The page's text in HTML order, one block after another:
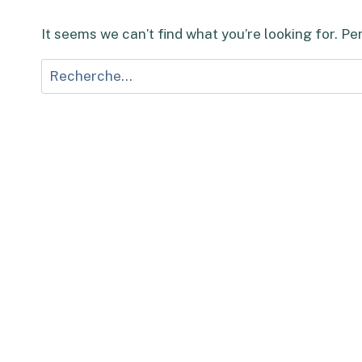
It seems we can’t find what you’re looking for.
Rechercher :